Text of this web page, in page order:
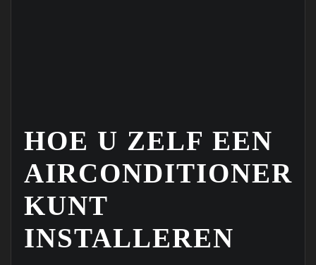
HOE U ZELF EEN
AIRCONDITIONER
KUNT
INSTALLEREN